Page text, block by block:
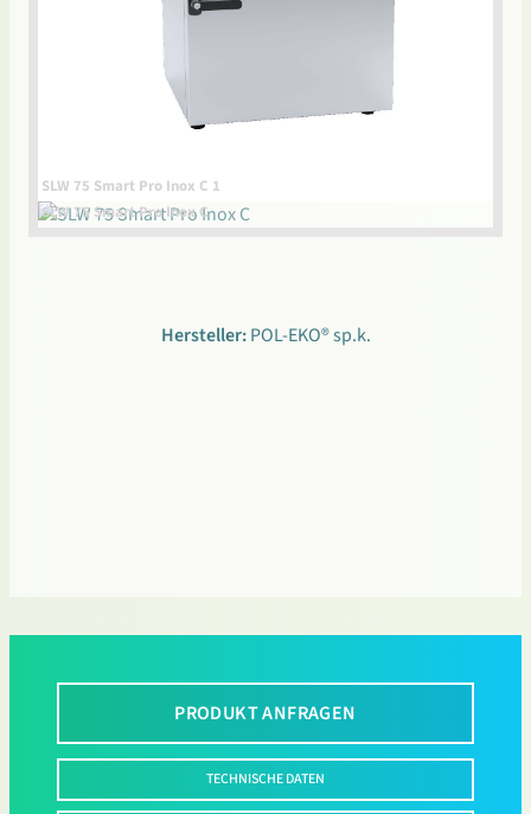
SLW 75 Smart Pro Inox C 1
SLW 75 Smart Pro Inox C
Hersteller: POL-EKO® sp.k.
PRODUKT ANFRAGEN
TECHNISCHE DATEN